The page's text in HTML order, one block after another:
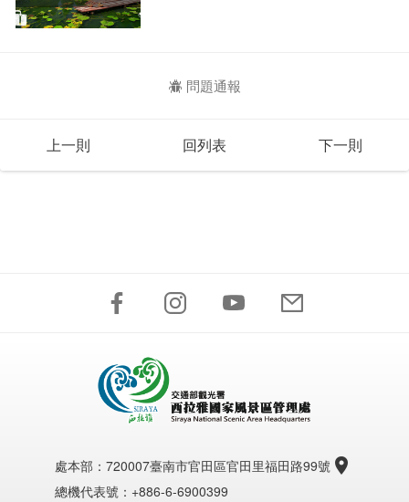
問題通報
上一則 回列表 下一則
處本部： 720007臺南市官田區官田里福田路99號
總機代表號：+886-6-6900399